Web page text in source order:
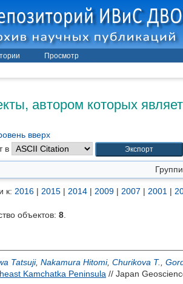
Просмотр
автором которых
вверх
в
к: 2016 | 2015 | 2014 | 2009 | 2007 | 2001 |
объектов: 8
Tatsuji, Nakamura Hitomi, Churikova T.
Kamchatka Peninsula // Japan